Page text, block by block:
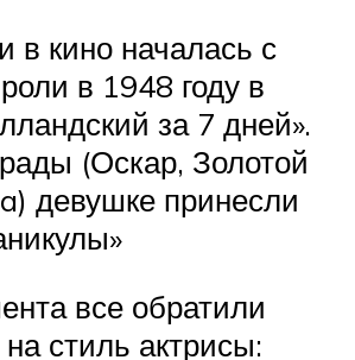
в кино началась с
в 1948 году в
за 7 дней».
(Оскар, Золотой
девушке принесли
все обратили
стиль актрисы: